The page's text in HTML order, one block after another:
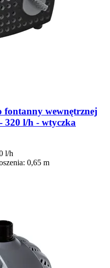
fontanny wewnętrznej
320 l/h -​ wtyczka
l/h
0,65 m